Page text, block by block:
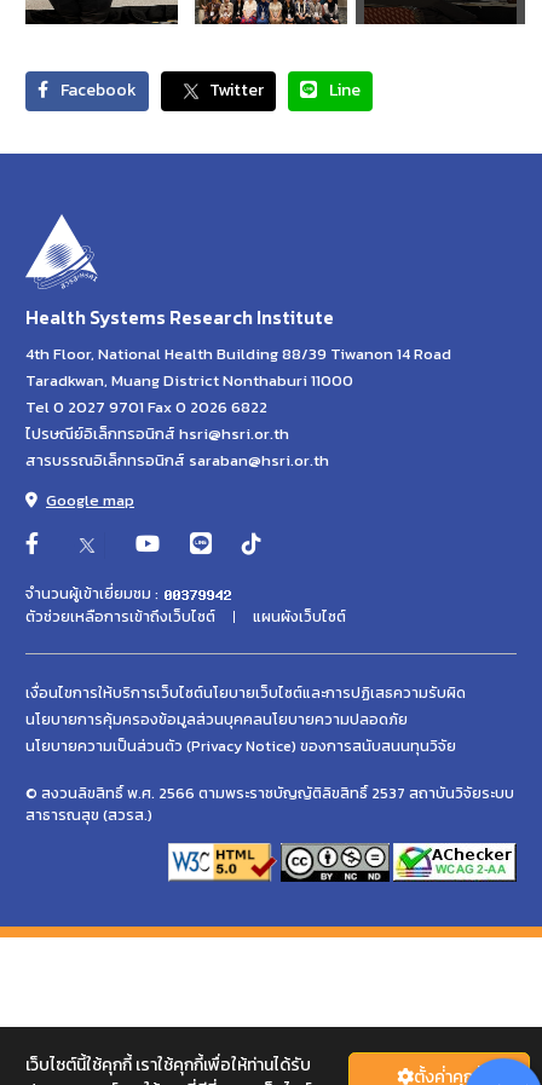
Facebook Twitter Line
Health Systems Research Institute
4th Floor, National Health Building 88/39 Tiwanon 14 Road
Taradkwan, Muang District Nonthaburi 11000
Tel 0 2027 9701 Fax 0 2026 6822
ไปรษณีย์อิเล็กทรอนิกส์ hsri@hsri.or.th
สารบรรณอิเล็กทรอนิกส์ saraban@hsri.or.th
Google map
จำนวนผู้เข้าเยี่ยมชม :
ตัวช่วยเหลือการเข้าถึงเว็บไซต์
แผนผังเว็บไซต์
เงื่อนไขการให้บริการเว็บไซต์นโยบายเว็บไซต์และการปฏิเสธความรับผิด
นโยบายการคุ้มครองข้อมูลส่วนบุคคลนโยบายความปลอดภัย
นโยบายความเป็นส่วนตัว (Privacy Notice) ของการสนับสนนทุนวิจัย
© สงวนลิขสิทธิ์ พ.ศ. 2566 ตามพระราชบัญญัติลิขสิทธิ์ 2537 สถาบันวิจัยระบบ
สาธารณสุข (สวรส.)
เว็บไซต์นี้ใช้คุกกี้ เราใช้คุกกี้เพื่อให้ท่านได้รับ
ตั้งค่่าคุกกี้